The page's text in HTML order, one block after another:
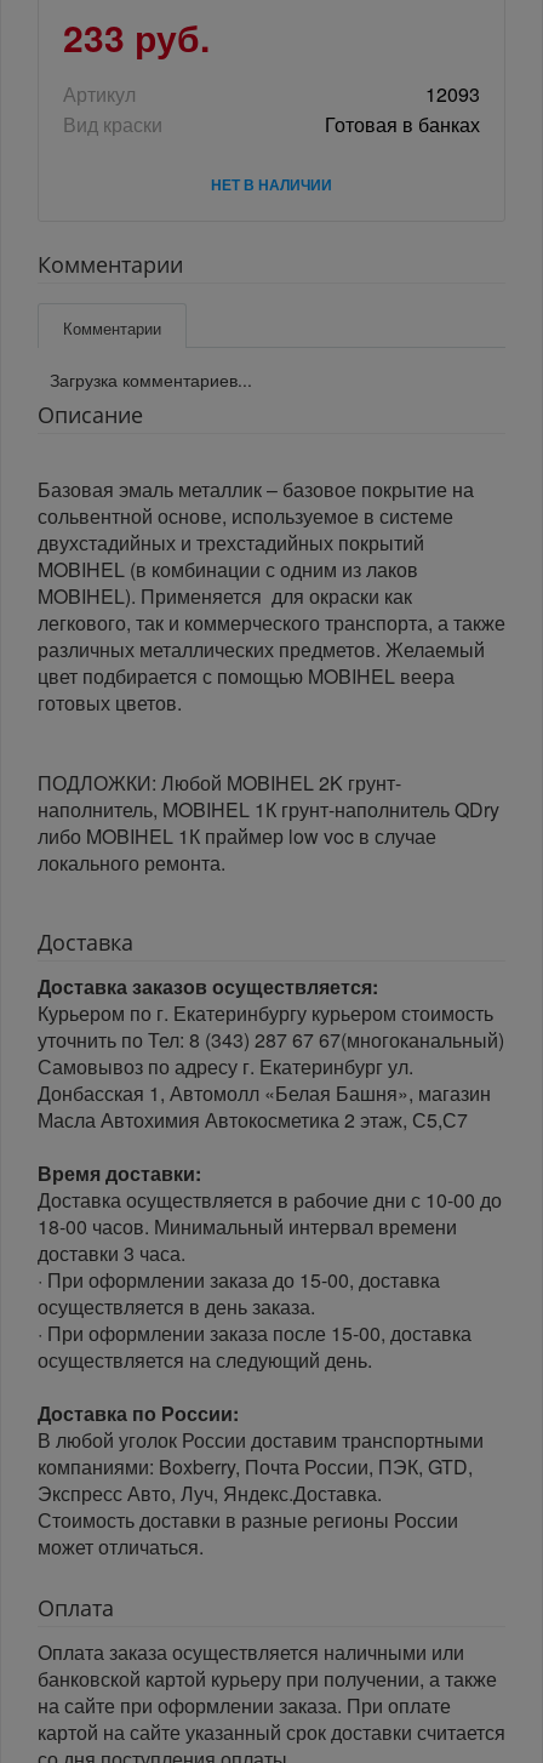
233 руб.
Артикул
12093
Вид краски
Готовая в банках
НЕТ В НАЛИЧИИ
Комментарии
Комментарии
Загрузка комментариев...
Описание
Базовая эмаль металлик – базовое покрытие на
сольвентной основе, используемое в системе
двухстадийных и трехстадийных покрытий
MOBIHEL (в комбинации с одним из лаков
MOBIHEL). Применяется для окраски как
легкового, так и коммерческого транспорта, а также
различных металлических предметов. Желаемый
цвет подбирается с помощью MOBIHEL веера
готовых цветов.
ПОДЛОЖКИ: Любой MOBIHEL 2K грунт-
наполнитель, MOBIHEL 1К грунт-наполнитель QDry
либо MOBIHEL 1К праймер low voc в случае
локального ремонта.
Доставка
Доставка заказов осуществляется:
Курьером по г. Екатеринбургу курьером стоимость
уточнить по Тел: 8 (343) 287 67 67(многоканальный)
Самовывоз по адресу г. Екатеринбург ул.
Донбасская 1, Автомолл «Белая Башня», магазин
Масла Автохимия Автокосметика 2 этаж, С5,С7
Время доставки:
Доставка осуществляется в рабочие дни с 10-00 до
18-00 часов. Минимальный интервал времени
доставки 3 часа.
· При оформлении заказа до 15-00, доставка
осуществляется в день заказа.
· При оформлении заказа после 15-00, доставка
осуществляется на следующий день.
Доставка по России:
В любой уголок России доставим транспортными
компаниями: Boxberry, Почта России, ПЭК, GTD,
Экспресс Авто, Луч, Яндекс.Доставка.
Стоимость доставки в разные регионы России
может отличаться.
Оплата
Оплата заказа осуществляется наличными или
банковской картой курьеру при получении, а также
на сайте при оформлении заказа. При оплате
картой на сайте указанный срок доставки считается